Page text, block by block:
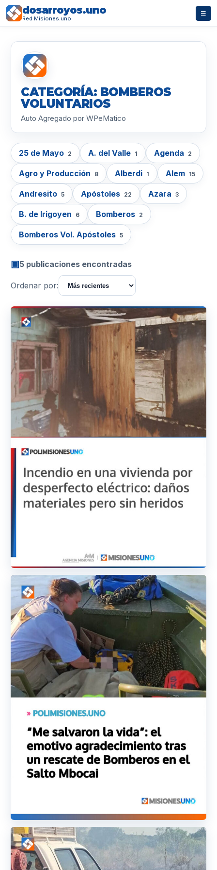
dosarroyos.uno
Red Misiones.uno
☰
CATEGORÍA: BOMBEROS
VOLUNTARIOS
Auto Agregado por WPeMatico
25 de Mayo 2 A. del Valle 1 Agenda 2
Agro y Producción 8 Alberdi 1 Alem 15
Andresito 5 Apóstoles 22 Azara 3
B. de Irigoyen 6 Bomberos 2
Bomberos Vol. Apóstoles 5
▣5 publicaciones encontradas
Ordenar por: